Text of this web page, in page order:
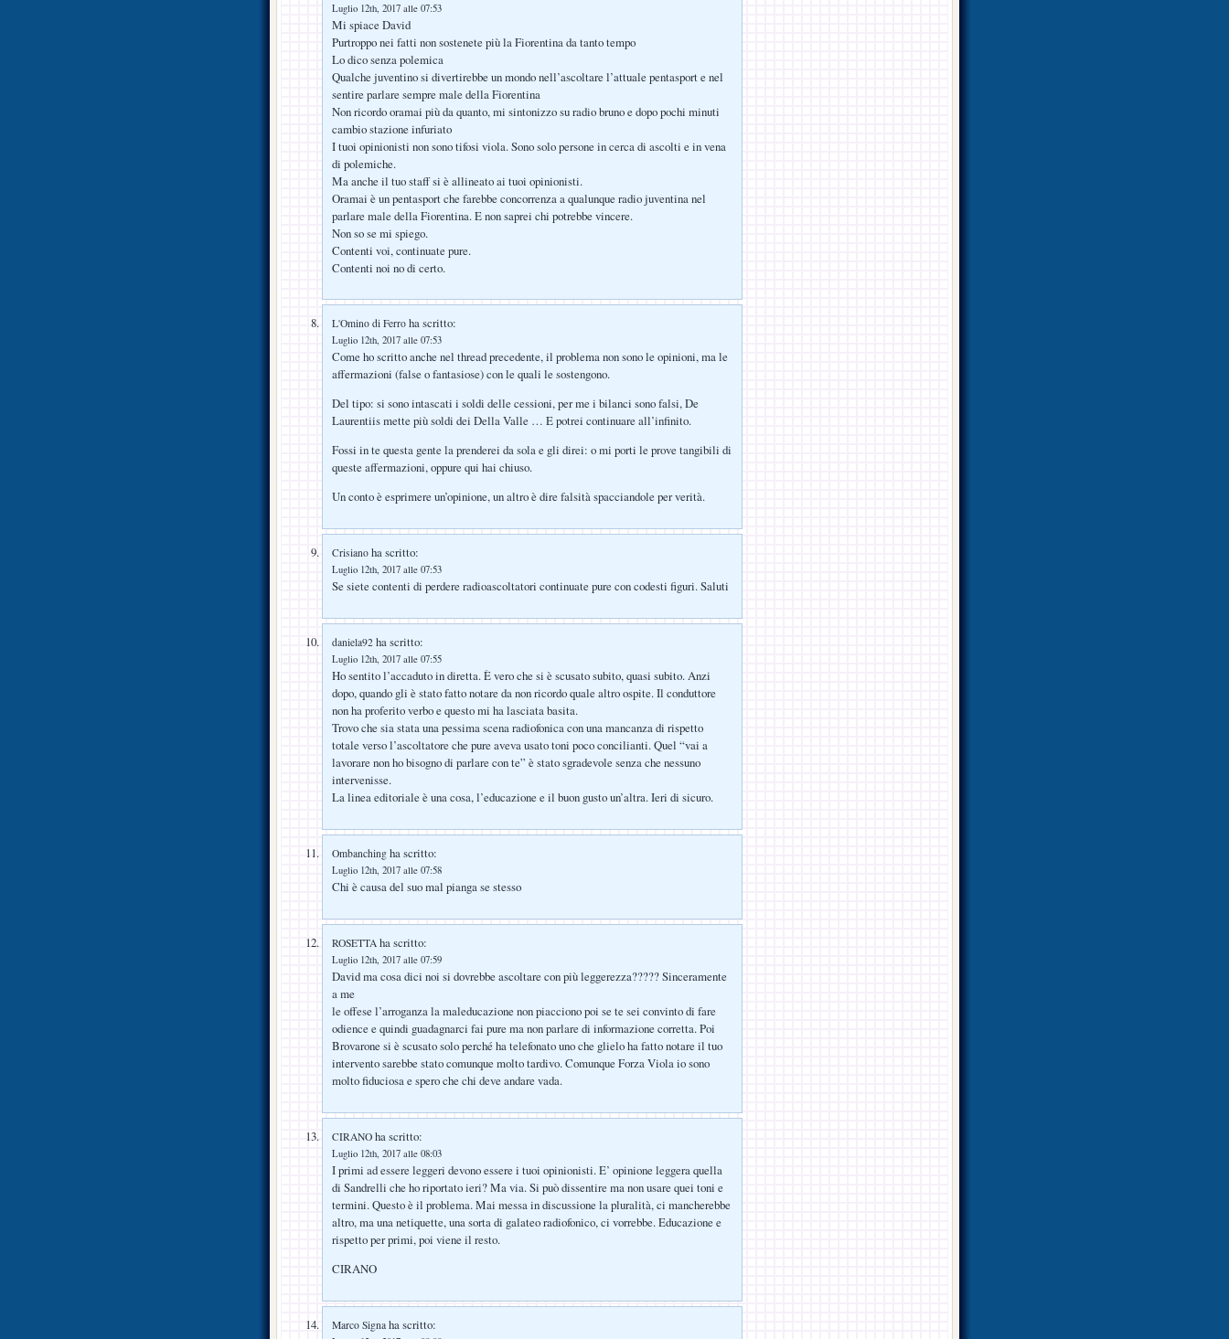
Luglio 12th, 2017 alle 07:53
Mi spiace David
Purtroppo nei fatti non sostenete più la Fiorentina da tanto tempo
Lo dico senza polemica
Qualche juventino si divertirebbe un mondo nell’ascoltare l’attuale pentasport e nel
sentire parlare sempre male della Fiorentina
Non ricordo oramai più da quanto, mi sintonizzo su radio bruno e dopo pochi minuti
cambio stazione infuriato
I tuoi opinionisti non sono tifosi viola. Sono solo persone in cerca di ascolti e in vena
di polemiche.
Ma anche il tuo staff si è allineato ai tuoi opinionisti.
Oramai è un pentasport che farebbe concorrenza a qualunque radio juventina nel
parlare male della Fiorentina. E non saprei chi potrebbe vincere.
Non so se mi spiego.
Contenti voi, continuate pure.
Contenti noi no di certo.
L'Omino di Ferro ha scritto:
Luglio 12th, 2017 alle 07:53
Come ho scritto anche nel thread precedente, il problema non sono le opinioni, ma le
affermazioni (false o fantasiose) con le quali le sostengono.
Del tipo: si sono intascati i soldi delle cessioni, per me i bilanci sono falsi, De
Laurentiis mette più soldi dei Della Valle … E potrei continuare all’infinito.
Fossi in te questa gente la prenderei da sola e gli direi: o mi porti le prove tangibili di
queste affermazioni, oppure qui hai chiuso.
Un conto è esprimere un’opinione, un altro è dire falsità spacciandole per verità.
Crisiano ha scritto:
Luglio 12th, 2017 alle 07:53
Se siete contenti di perdere radioascoltatori continuate pure con codesti figuri. Saluti
daniela92 ha scritto:
Luglio 12th, 2017 alle 07:55
Ho sentito l’accaduto in diretta. È vero che si è scusato subito, quasi subito. Anzi
dopo, quando gli è stato fatto notare da non ricordo quale altro ospite. Il conduttore
non ha proferito verbo e questo mi ha lasciata basita.
Trovo che sia stata una pessima scena radiofonica con una mancanza di rispetto
totale verso l’ascoltatore che pure aveva usato toni poco concilianti. Quel “vai a
lavorare non ho bisogno di parlare con te” è stato sgradevole senza che nessuno
intervenisse.
La linea editoriale è una cosa, l’educazione e il buon gusto un’altra. Ieri di sicuro.
Ombanching ha scritto:
Luglio 12th, 2017 alle 07:58
Chi è causa del suo mal pianga se stesso
ROSETTA ha scritto:
Luglio 12th, 2017 alle 07:59
David ma cosa dici noi si dovrebbe ascoltare con più leggerezza????? Sinceramente
a me
le offese l’arroganza la maleducazione non piacciono poi se te sei convinto di fare
odience e quindi guadagnarci fai pure ma non parlare di informazione corretta. Poi
Brovarone si è scusato solo perché ha telefonato uno che glielo ha fatto notare il tuo
intervento sarebbe stato comunque molto tardivo. Comunque Forza Viola io sono
molto fiduciosa e spero che chi deve andare vada.
CIRANO ha scritto:
Luglio 12th, 2017 alle 08:03
I primi ad essere leggeri devono essere i tuoi opinionisti. E’ opinione leggera quella
di Sandrelli che ho riportato ieri? Ma via. Si può dissentire ma non usare quei toni e
termini. Questo è il problema. Mai messa in discussione la pluralità, ci mancherebbe
altro, ma una netiquette, una sorta di galateo radiofonico, ci vorrebbe. Educazione e
rispetto per primi, poi viene il resto.
CIRANO
Marco Signa ha scritto: